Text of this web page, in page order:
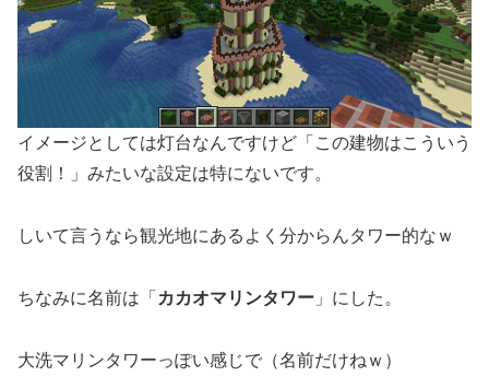
イメージとしては灯台なんですけど「この建物はこういう
役割！」みたいな設定は特にないです。
しいて言うなら観光地にあるよく分からんタワー的なｗ
ちなみに名前は「 カカオマリンタワー 」にした。
大洗マリンタワーっぽい感じで（名前だけねｗ）